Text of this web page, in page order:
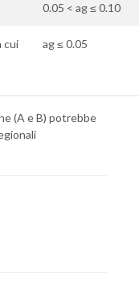
0.05 < ag ≤ 0.10
cui
ag ≤ 0.05
(A e B) potrebbe